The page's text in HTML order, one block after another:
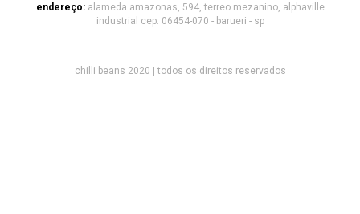
endereço: alameda amazonas, 594, terreo mezanino, alphaville
industrial cep: 06454-070 - barueri - sp
chilli beans 2020 | todos os direitos reservados